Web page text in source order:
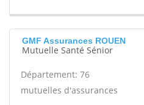
GMF Assurances ROUEN
Mutuelle Santé Sénior
Département: 76
mutuelles d'assurances